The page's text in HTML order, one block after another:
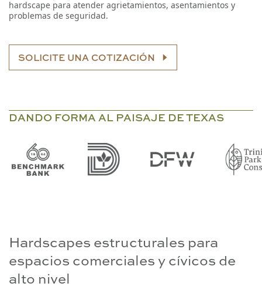
hardscape para atender agrietamientos, asentamientos y
problemas de seguridad.
SOLICITE UNA COTIZACIÓN
DANDO FORMA AL PAISAJE DE TEXAS
Hardscapes estructurales para
espacios comerciales y cívicos de
alto nivel